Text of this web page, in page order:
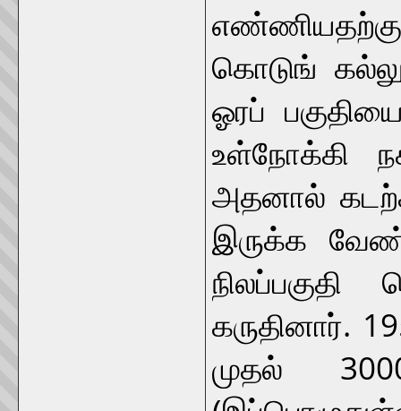
கொடுங்
ஓரப்
உள்நோக்கி
அதனால்
இருக்க
நிலப்பகுதி
கருதினார்.
முதல்